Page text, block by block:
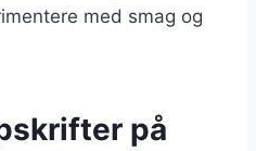
med smag og
på